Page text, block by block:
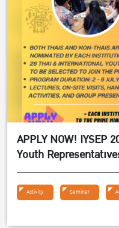
APPLY NOW! IYSEP
Youth
Sufficiency
Activity Seminar